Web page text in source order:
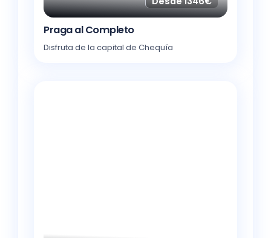
Praga al Completo
Disfruta de la capital de Chequía